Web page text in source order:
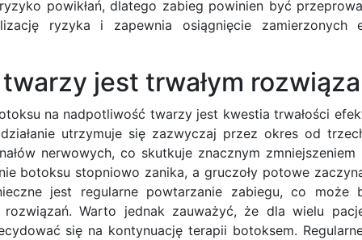
powikłań, dlatego zabieg powinien być
ryzyka i zapewnia osiągnięcie zamierzonych
jest trwałym
na nadpotliwość twarzy jest kwestia trwałości
utrzymuje się zazwyczaj przez okres od
nerwowych, co skutkuje znacznym
botoksu stopniowo zanika, a gruczoły potowe
jest regularne powtarzanie zabiegu, co może
Warto jednak zauważyć, że dla wielu
się na kontynuację terapii botoksem.